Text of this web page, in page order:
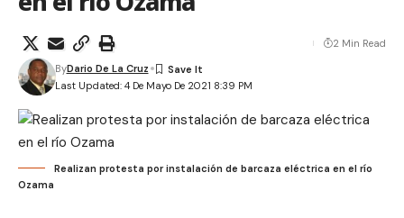
Last Updated: 4 De Mayo De 2021 8:39 PM
ByDario De La Cruz
2 Min Read
Realizan protesta por instalación de barcaza eléctrica en el río
Ozama